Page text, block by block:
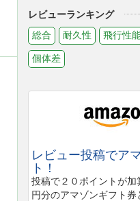
レビューランキング
総合
耐久性 飛行性
個体差
レビュー投稿でア
ト！
投稿で２０ポイントが加
円分のアマゾンギフト券